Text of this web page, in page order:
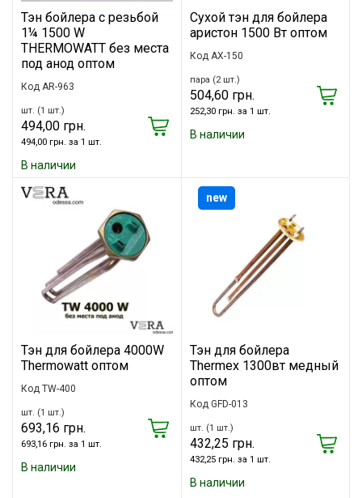
Тэн бойлера с резьбой
1¼ 1500 W
THERMOWATT без места
под анод оптом
Код AR-963
шт. (1 шт.)
494,00 грн.
494,00 грн. за 1 шт.
В наличии
Сухой тэн для бойлера
аристон 1500 Вт оптом
Код AX-150
пара (2 шт.)
504,60 грн.
252,30 грн. за 1 шт.
В наличии
Тэн для бойлера 4000W
Thermowatt оптом
Код TW-400
шт. (1 шт.)
693,16 грн.
693,16 грн. за 1 шт.
В наличии
Тэн для бойлера
Тhermex 1300вт медный
оптом
Код GFD-013
шт. (1 шт.)
432,25 грн.
432,25 грн. за 1 шт.
В наличии
new